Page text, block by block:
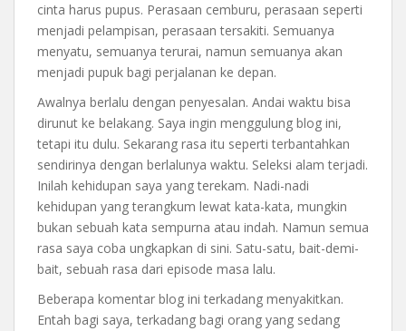
cinta harus pupus. Perasaan cemburu, perasaan seperti
menjadi pelampisan, perasaan tersakiti. Semuanya
menyatu, semuanya terurai, namun semuanya akan
menjadi pupuk bagi perjalanan ke depan.
Awalnya berlalu dengan penyesalan. Andai waktu bisa
dirunut ke belakang. Saya ingin menggulung blog ini,
tetapi itu dulu. Sekarang rasa itu seperti terbantahkan
sendirinya dengan berlalunya waktu. Seleksi alam terjadi.
Inilah kehidupan saya yang terekam. Nadi-nadi
kehidupan yang terangkum lewat kata-kata, mungkin
bukan sebuah kata sempurna atau indah. Namun semua
rasa saya coba ungkapkan di sini. Satu-satu, bait-demi-
bait, sebuah rasa dari episode masa lalu.
Beberapa komentar blog ini terkadang menyakitkan.
Entah bagi saya, terkadang bagi orang yang sedang